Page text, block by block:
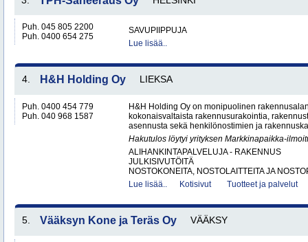
Puh. 045 805 2200
Puh. 0400 654 275
SAVUPIIPPUJA
Lue lisää..
4. H&H Holding Oy LIEKSA
Puh. 0400 454 779
Puh. 040 968 1587
H&H Holding Oy on monipuolinen
kokonaisvaltaista rakennusurakointia,
asennusta sekä henkilönostimien ja
Hakutulos löytyi yrityksen Markkinapaikka-
ALIHANKINTAPALVELUJA - RAKENNUS
JULKISIVUTÖITÄ
NOSTOKONEITA, NOSTOLAITTEITA JA
Lue lisää..
Kotisivut Tuotteet ja palvelut
5. Vääksyn Kone ja Teräs Oy VÄÄKSY